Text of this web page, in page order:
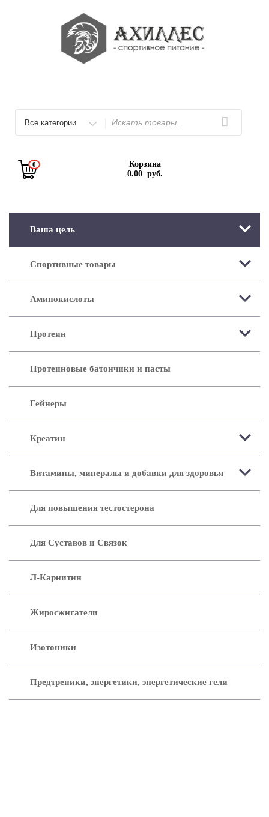
0
Корзина
0.00 руб.
Ваша цель
Спортивные товары
Аминокислоты
Протеин
Протеиновые батончики и пасты
Гейнеры
Креатин
Витамины, минералы и добавки для здоровья
Для повышения тестостерона
Для Суставов и Связок
Л-Карнитин
Жиросжигатели
Изотоники
Предтреники, энергетики, энергетические гели